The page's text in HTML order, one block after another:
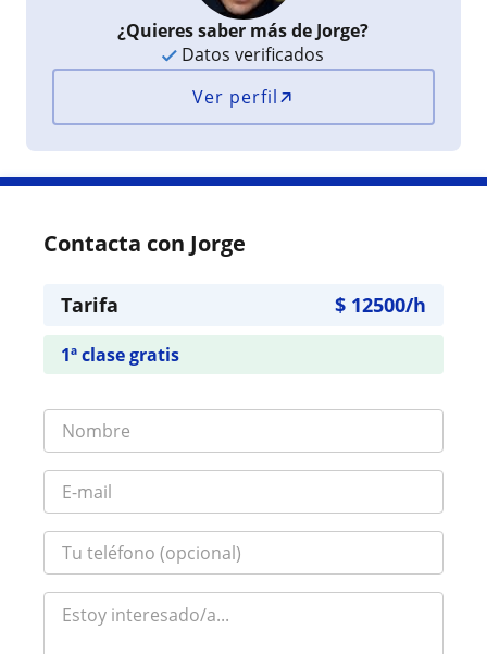
¿Quieres saber más de Jorge?
Datos verificados
Ver perfil
Contacta con Jorge
Tarifa $ 12500/h
1ª clase gratis